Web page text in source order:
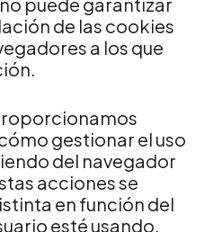
de las cookies
a los que
gestionar el uso
del navegador
acciones se
en función del
esté usando.